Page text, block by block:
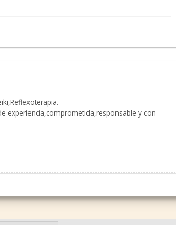
experiencia,comprometida,responsable y con